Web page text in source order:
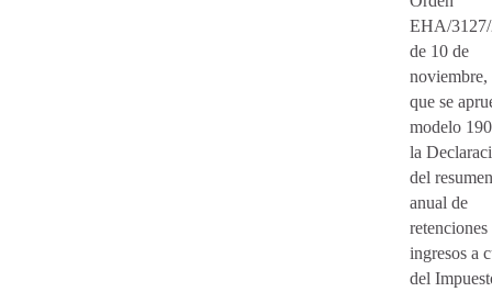
EHA/
de 10 de
noviembre,
que se
modelo
la
del resumen
anual de
retenciones
ingresos a
del